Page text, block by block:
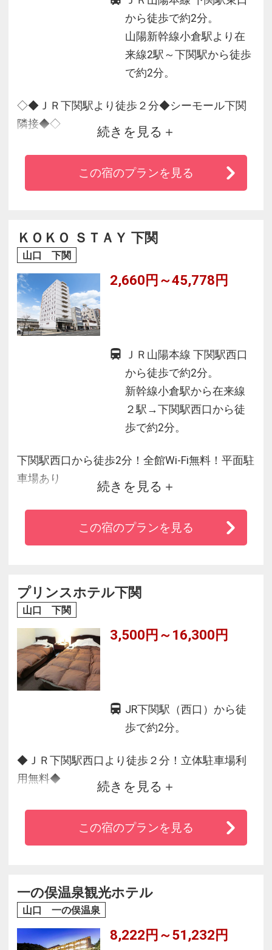
から徒歩で約2分。
山陽新幹線小倉駅より在
来線2駅～下関駅から徒歩
で約2分。
◇◆ＪＲ下関駅より徒歩２分◆シーモール下関
隣接◆◇
★観る・買う・食べるを満喫できる立地が魅
６分
★全室ＷｉＦｉ・加湿機能付空気清浄器完備
★シーモール下関駐車場利用５００円／1泊（入
庫より２４時間）
続きを見る
この宿のプランを見る
ＫＯＫＯ ＳＴＡＹ 下関
山口 下関
2,660円～45,778円
ＪＲ山陽本線 下関駅西口
から徒歩で約2分。
新幹線小倉駅から在来線
２駅→下関駅西口から徒
歩で約2分。
下関駅西口から徒歩2分！全館Wi-Fi無料！平面駐
車場あり
フランスベッドと共同開発オリジナル幅広ベッ
海峡メッセ、ゆめタワーまで徒歩約10分
続きを見る
この宿のプランを見る
プリンスホテル下関
山口 下関
3,500円～16,300円
JR下関駅（西口）から徒
歩で約2分。
◆ＪＲ下関駅西口より徒歩２分！立体駐車場利
用無料◆
★駅近！シンプルでコスパ抜群！
★コンビニまで徒歩１分
ビス♪
★加湿器、電気スタンド、自転車など貸出グッ
★小学生まで添い寝ＯＫ
続きを見る
この宿のプランを見る
一の俣温泉観光ホテル
山口 一の俣温泉
8,222円～51,232円